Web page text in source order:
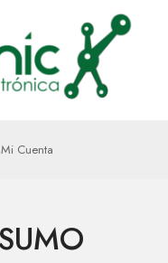
Mi Cuenta